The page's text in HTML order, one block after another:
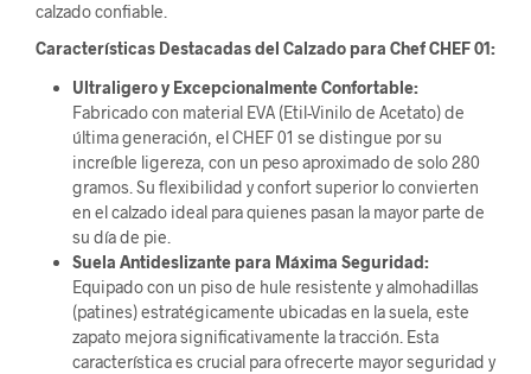
calzado confiable.
Características Destacadas del Calzado para Chef CHEF 01:
Ultraligero y Excepcionalmente Confortable:
Fabricado con material EVA (Etil-Vinilo de Acetato) de
última generación, el CHEF 01 se distingue por su
increíble ligereza, con un peso aproximado de solo 280
gramos. Su flexibilidad y confort superior lo convierten
en el calzado ideal para quienes pasan la mayor parte de
su día de pie.
Suela Antideslizante para Máxima Seguridad:
Equipado con un piso de hule resistente y almohadillas
(patines) estratégicamente ubicadas en la suela, este
zapato mejora significativamente la tracción. Esta
característica es crucial para ofrecerte mayor seguridad y